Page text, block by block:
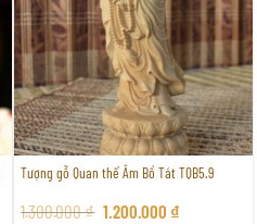
Tượng gỗ Quan thế Âm Bồ Tát TQB5.9
1.300.000₫ Giá
1.200.000 ₫